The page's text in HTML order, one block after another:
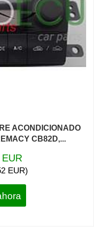
ACONDICIONADO
CB82D,...
EUR)